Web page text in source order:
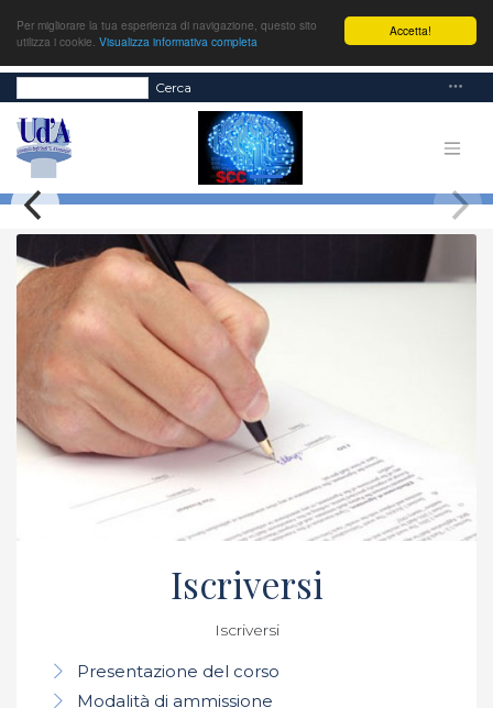
Accetta!
Per migliorare la tua esperienza di navigazione, questo sito
utilizza i cookie. Visualizza informativa completa
Cerca
Iscriversi
Iscriversi
Presentazione del corso
Modalità di ammissione